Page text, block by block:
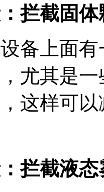
拦截固体
上面有
尤其是
这样可
拦截液态